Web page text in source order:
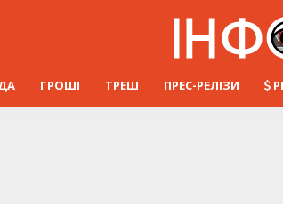
ГРОШІ ТРЕШ ПРЕС-РЕЛІЗИ